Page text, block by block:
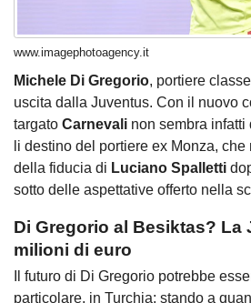
www.imagephotoagency.it
Michele Di Gregorio, portiere
uscita dalla Juventus. Con il nuovo
targato Carnevali non sembra
li destino del portiere ex Monza,
della fiducia di Luciano Spalletti
sotto delle aspettative offerto nella
Di Gregorio al Besiktas? La
milioni di euro
Il futuro di Di Gregorio potrebbe
particolare, in Turchia: stando a